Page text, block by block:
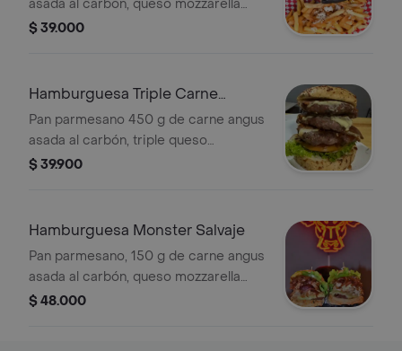
asada al carbón, queso mozzarella
fundido, tocineta, pierna y bondiola de
frescos, papas a la francesa y salsas
de la casa.
$ 39.000
Hamburguesa Triple Carne
Salvaje
Pan parmesano 450 g de carne angus
asada al carbón, triple queso
mozzarella fundido, triple tocineta
$ 39.900
Hamburguesa Monster Salvaje
Pan parmesano, 150 g de carne angus
asada al carbón, queso mozzarella
fundido, bondiola de cerdo ahumada
$ 48.000